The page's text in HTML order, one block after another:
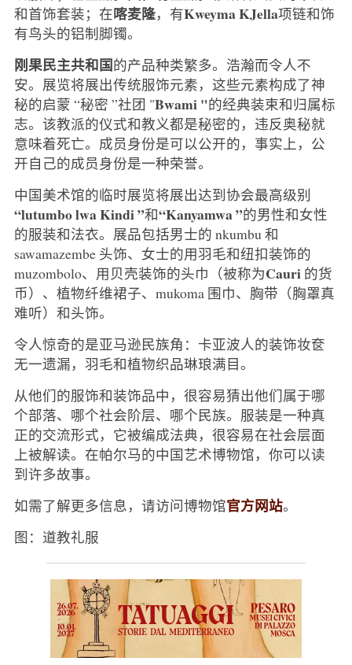
和首饰套装；在喀麦隆，有Kweyma KJella项链和饰
有鸟头的铝制脚镯。
刚果民主共和国的产品种类繁多。浩瀚而令人不
安。展览将展出传统服饰元素，这些元素构成了神
秘的启蒙 “秘密 ”社团 "Bwami "的经典装束和归属标
志。该教派的仪式和教义都是秘密的，违反奥秘就
意味着死亡。成员身份是可以公开的，事实上，公
开自己的成员身份是一种荣誉。
中国美术馆的临时展览将展出达到协会最高级别
“lutumbo lwa Kindi ”和“Kanyamwa ”的男性和女性
的服装和法衣。展品包括男士的 nkumbu 和
sawamazembe 头饰、女士的用羽毛和纽扣装饰的
muzombolo、用贝壳装饰的头巾（被称为Cauri 的货
币）、植物纤维裙子、mukoma 围巾、胸带（胸罩真
难听）和头饰。
令人惊奇的是亚马逊民族角：卡亚波人的装饰妆奁
无一遗漏，羽毛和植物织品琳琅满目。
从他们的服饰和装饰品中，很容易猜出他们属于哪
个部落、哪个社会阶层、哪个民族。服装是一种真
正的交流形式，它被编成法典，很容易在社会层面
上被解读。在帕尔马的中国艺术博物馆，你可以读
到许多故事。
如需了解更多信息，请访问博物馆官方网站。
图：道教礼服